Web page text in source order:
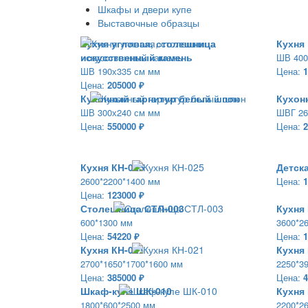
Шкафы и двери купе
Выставочные образцы
Кухня угловая, столешница
искусственный камень
ШВ 190х335 см мм
Цена: 205000 ₽
ШВ
Цена:
Кухонный гарнитур белый шпон
ШВ 300х240 см мм
Цена: 550000 ₽
ШВГ
Цена:
Кухня КН-025
2600*2200*1400 мм
Цена: 123000 ₽
Цена:
Столешница СТЛ-003
600*1300 мм
Цена: 54220 ₽
Цена:
Кухня КН-021
2700*1650*1700*1600 мм
Цена: 385000 ₽
Цена:
Шкаф-купе ШК-010
1800*600*2500 мм